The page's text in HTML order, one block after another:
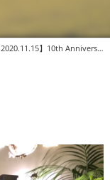
2020.11.15】10th Anniversary